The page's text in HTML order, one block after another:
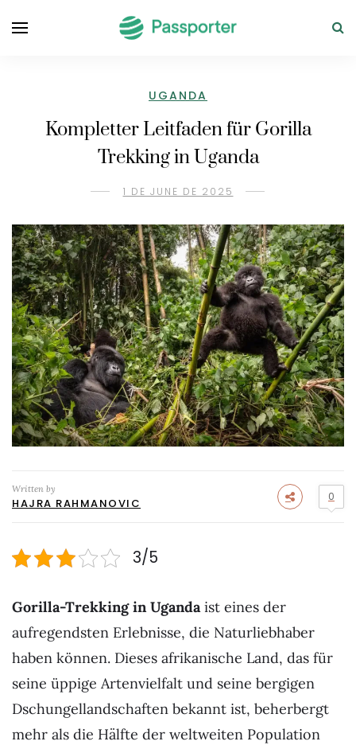
UGANDA
Kompletter Leitfaden für Gorilla
Trekking in Uganda
1 DE JUNE DE 2025
Written by
HAJRA RAHMANOVIC 0
3/5
Gorilla-Trekking in Ugandaist eines der
aufregendsten Erlebnisse, die Naturliebhaber
haben können. Dieses afrikanische Land, das für
seine üppige Artenvielfalt und seine bergigen
Dschungellandschaften bekannt ist, beherbergt
mehr als die Hälfte der weltweiten Population